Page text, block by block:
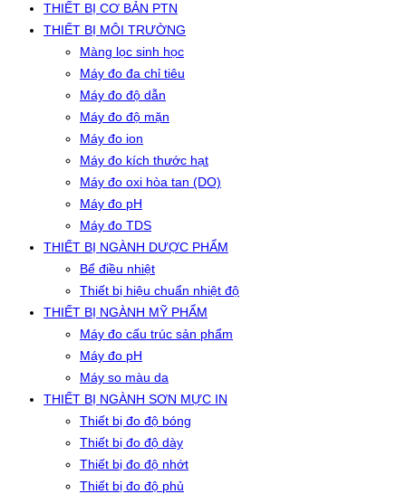
THIẾT BỊ CƠ BẢN PTN
THIẾT BỊ MÔI TRƯỜNG
Màng lọc sinh học
Máy đo đa chỉ tiêu
Máy đo độ dẫn
Máy đo độ mặn
Máy đo ion
Máy đo kích thước hạt
Máy đo oxi hòa tan (DO)
Máy đo pH
Máy đo TDS
THIẾT BỊ NGÀNH DƯỢC PHẨM
Bể điều nhiệt
Thiết bị hiệu chuẩn nhiệt độ
THIẾT BỊ NGÀNH MỸ PHẨM
Máy đo cấu trúc sản phẩm
Máy đo pH
Máy so màu da
THIẾT BỊ NGÀNH SƠN MỰC IN
Thiết bị đo độ bóng
Thiết bị đo độ dày
Thiết bị đo độ nhớt
Thiết bị đo độ phủ